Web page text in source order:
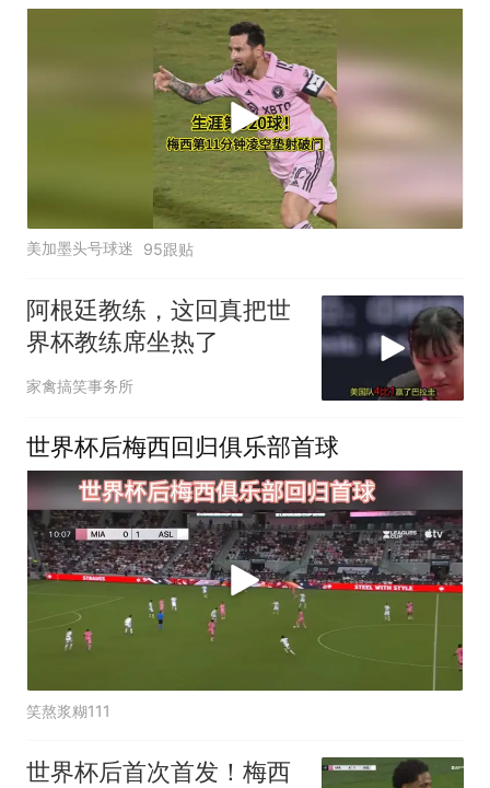
美加墨头号球迷 95跟贴
阿根廷教练，这回真把世
界杯教练席坐热了
家禽搞笑事务所
世界杯后梅西回归俱乐部首球
笑熬浆糊111
世界杯后首次首发！梅西